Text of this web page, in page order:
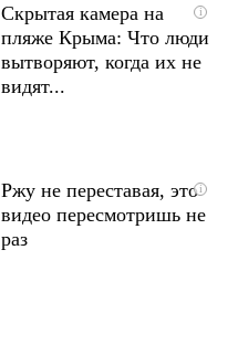
i
Скрытая камера на
пляже Крыма: Что люди
вытворяют, когда их не
видят...
i
Ржу не переставая, это
видео пересмотришь не
раз